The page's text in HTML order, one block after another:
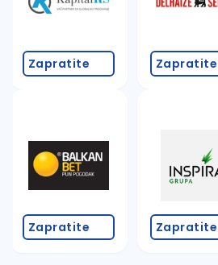
proverite pravopisne
promenite odabrane
Zapratite
Zapratite
Zapratite
Zapratite